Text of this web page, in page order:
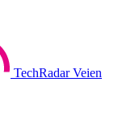
TechRadar Veien